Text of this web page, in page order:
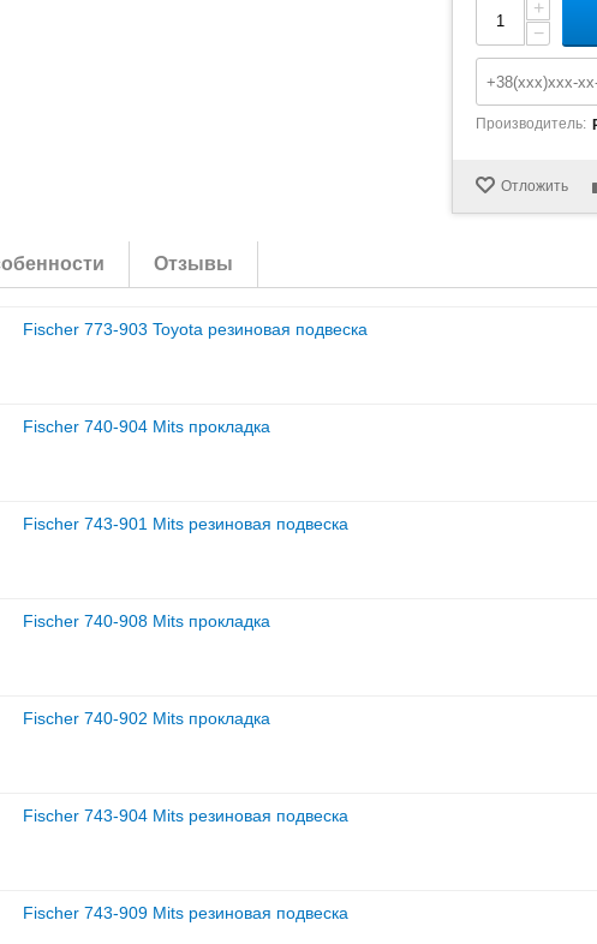
+
−
Производитель:
Отложить
Отзывы
Fischer 773-903 Toyota резиновая подвеска
Fischer 740-904 Mits прокладка
Fischer 743-901 Mits резиновая подвеска
Fischer 740-908 Mits прокладка
Fischer 740-902 Mits прокладка
Fischer 743-904 Mits резиновая подвеска
Fischer 743-909 Mits резиновая подвеска